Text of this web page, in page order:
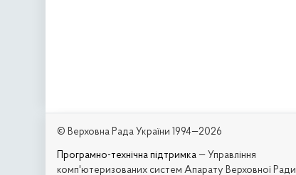
© Верховна Рада України 1994—2026
Програмно-технічна підтримка — Управління
комп'ютеризованих систем Апарату Верховної Ради